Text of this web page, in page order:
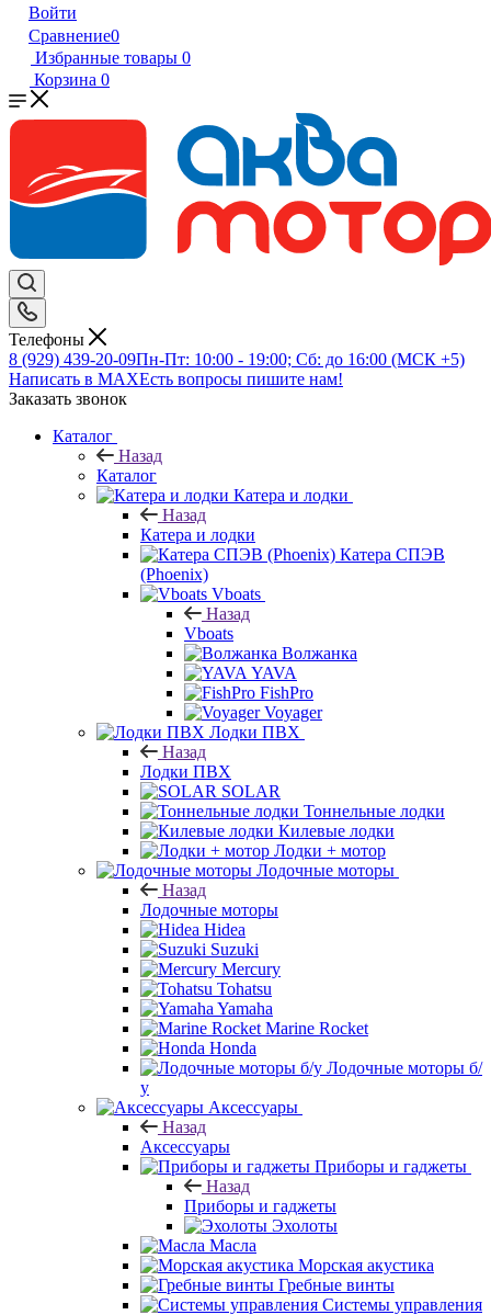
Войти
Сравнение0
Избранные товары 0
Корзина 0
Телефоны
8 (929) 439-20-09Пн-Пт: 10:00 - 19:00; Сб: до 16:00 (МСК +5)
Написать в MAXЕсть вопросы пишите нам!
Заказать звонок
Каталог
Назад
Каталог
Катера и лодки
Назад
Катера и лодки
Катера СПЭВ
(Phoenix)
Vboats
Назад
Vboats
Волжанка
YAVA
FishPro
Voyager
Лодки ПВХ
Назад
Лодки ПВХ
SOLAR
Тоннельные лодки
Килевые лодки
Лодки + мотор
Лодочные моторы
Назад
Лодочные моторы
Hidea
Suzuki
Mercury
Tohatsu
Yamaha
Marine Rocket
Honda
Лодочные моторы б/
у
Аксессуары
Назад
Аксессуары
Приборы и гаджеты
Назад
Приборы и гаджеты
Эхолоты
Масла
Морская акустика
Гребные винты
Системы управления